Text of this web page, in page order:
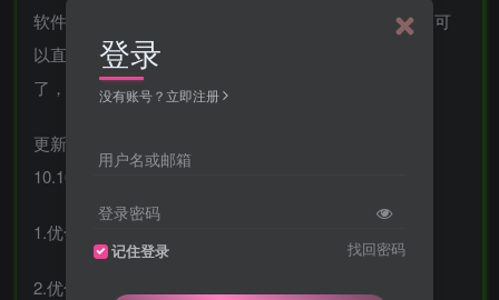
软件是自主开发的，并非什么转发别人的，有使用问题可
以直接留言，可以看上边我的帖子，已经免费了一年多
了，之后能免费干多久不一定！
更新内容：
10.16更新：
1.优化视频分割卡顿问题
2.优化视频合并模式2
登录
没有账号？立即注册
用户名或邮箱
登录密码
记住登录 找回密码